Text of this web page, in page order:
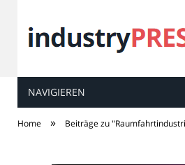
industry
NAVIGIEREN
Home » Beiträge zu